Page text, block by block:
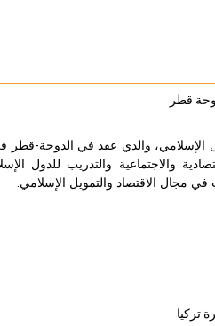
قطر
والاقتصادية والاجتماعية والتدريب للدول
مجال الاقتصاد والتمويل الإسلامي.
تركيا